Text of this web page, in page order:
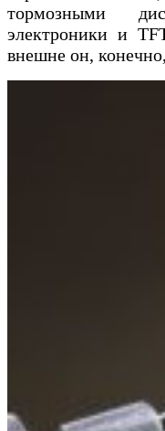
тормозными
электроники и
внешне он,